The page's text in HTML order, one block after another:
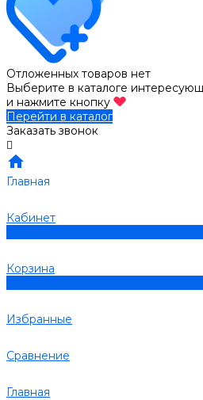
Отложенных товаров нет
Выберите в каталоге
и нажмите кнопку
Перейти в каталог
Заказать звонок
Главная
Кабинет
Корзина
Избранные
Сравнение
Главная